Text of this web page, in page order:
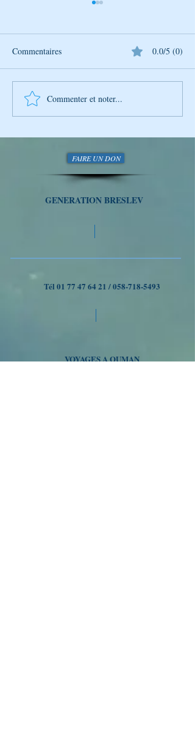
Découverte Hebdomadaire
de la Sagesse de Rabbi
Commentaires 0.0/5 (0)
Commenter et noter...
FAIRE UN DON
GENERATION BRESLEV
Tél 01 77 47 64 21 /058-718-5493
VOYAGES A OUMAN